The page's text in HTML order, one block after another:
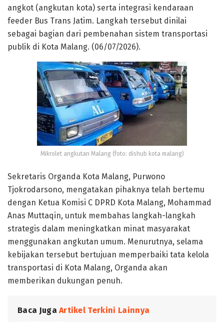
angkot (angkutan kota) serta integrasi kendaraan
feeder Bus Trans Jatim. Langkah tersebut dinilai
sebagai bagian dari pembenahan sistem transportasi
publik di Kota Malang. (06/07/2026).
Mikrolet angkutan Malang (foto: dishub kota malang)
Sekretaris Organda Kota Malang, Purwono
Tjokrodarsono, mengatakan pihaknya telah bertemu
dengan Ketua Komisi C DPRD Kota Malang, Mohammad
Anas Muttaqin, untuk membahas langkah-langkah
strategis dalam meningkatkan minat masyarakat
menggunakan angkutan umum. Menurutnya, selama
kebijakan tersebut bertujuan memperbaiki tata kelola
transportasi di Kota Malang, Organda akan
memberikan dukungan penuh.
Baca Juga Artikel Terkini Lainnya